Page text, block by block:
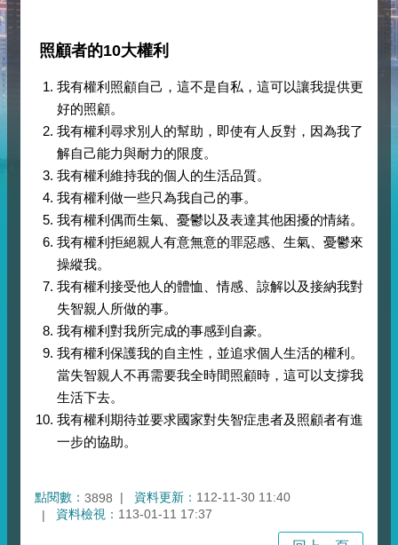
照顧者的10大權利
我有權利照顧自己，這不是自私，這可以讓我提供更
好的照顧。
我有權利尋求別人的幫助，即使有人反對，因為我了
解自己能力與耐力的限度。
我有權利維持我的個人的生活品質。
我有權利做一些只為我自己的事。
我有權利偶而生氣、憂鬱以及表達其他困擾的情緒。
我有權利拒絕親人有意無意的罪惡感、生氣、憂鬱來
操縱我。
我有權利接受他人的體恤、情感、諒解以及接納我對
失智親人所做的事。
我有權利對我所完成的事感到自豪。
我有權利保護我的自主性，並追求個人生活的權利。
當失智親人不再需要我全時間照顧時，這可以支撐我
生活下去。
我有權利期待並要求國家對失智症患者及照顧者有進
一步的協助。
點閱數： 3898 資料更新： 112-11-30 11:40
資料檢視： 113-01-11 17:37